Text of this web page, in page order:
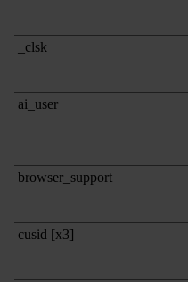
_clsk
ai_user
browser_support
cusid [x3]